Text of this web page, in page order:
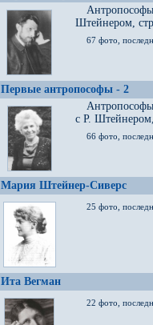
Штейнером,
67 фото,
Первые антропософы - 2
с Р.
66 фото,
Мария Штейнер-Сиверс
25 фото,
Ита Вегман
22 фото,